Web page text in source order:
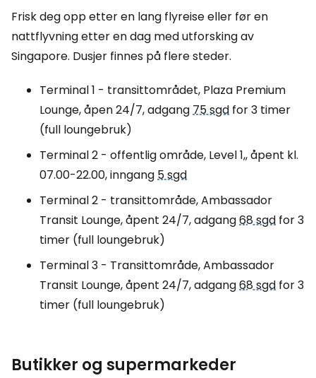
Frisk deg opp etter en lang flyreise eller før en
nattflyvning etter en dag med utforsking av
Singapore. Dusjer finnes på flere steder.
Terminal 1 - transittområdet, Plaza Premium
Lounge, åpen 24/7, adgang 75 sgd for 3 timer
(full loungebruk)
Terminal 2 - offentlig område, Level 1,, åpent kl.
07.00-22.00, inngang 5 sgd
Terminal 2 - transittområde, Ambassador
Transit Lounge, åpent 24/7, adgang68 sgd for 3
timer (full loungebruk)
Terminal 3 - Transittområde, Ambassador
Transit Lounge, åpent 24/7, adgang68 sgd for 3
timer (full loungebruk)
Butikker og supermarkeder